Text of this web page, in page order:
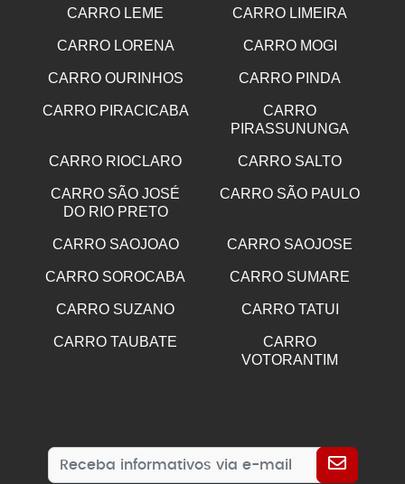
CARRO LEME CARRO LIMEIRA
CARRO LORENA CARRO MOGI
CARRO OURINHOS CARRO PINDA
CARRO PIRACICABA
CARRO
PIRASSUNUNGA
CARRO RIOCLARO CARRO SALTO
CARRO SÃO JOSÉ
DO RIO PRETO
CARRO SÃO PAULO
CARRO SAOJOAO CARRO SAOJOSE
CARRO SOROCABA CARRO SUMARE
CARRO SUZANO CARRO TATUI
CARRO TAUBATE
CARRO
VOTORANTIM